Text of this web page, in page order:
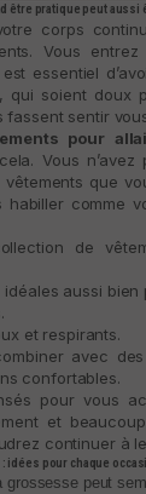
être pratique peut aussi
corps
Vous
essentiel
qui soient doux
sentir
pour
Vous n’avez
que
habiller comme
de
idéales aussi bien
et respirants.
avec
confortables.
pour vous
et
continuer à
idées pour chaque
grossesse peut